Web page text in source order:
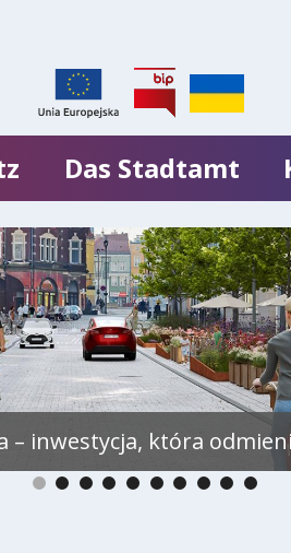
Das Stadtamt
– inwestycja, która